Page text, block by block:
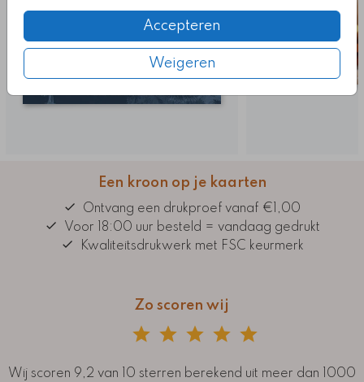
Accepteren
Weigeren
Een kroon op je kaarten
Ontvang een drukproef vanaf €1,00
Voor 18:00 uur besteld = vandaag gedrukt
Kwaliteitsdrukwerk met FSC keurmerk
Zo scoren wij
Wij scoren 9,2 van 10 sterren berekend uit meer dan 1000